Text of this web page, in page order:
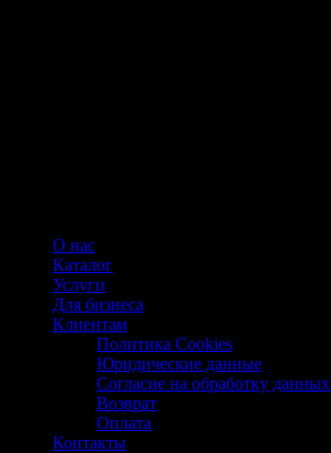
О нас
Каталог
Услуги
Для бизнеса
Клиентам
Политика Cookies
Юридические данные
Согласие на обработку данных
Возврат
Оплата
Контакты